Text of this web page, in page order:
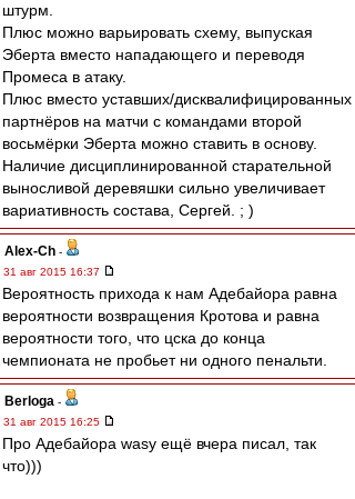
штурм.
Плюс можно варьировать схему, выпуская
Эберта вместо нападающего и переводя
Промеса в атаку.
Плюс вместо уставших/дисквалифицированных
партнёров на матчи с командами второй
восьмёрки Эберта можно ставить в основу.
Наличие дисциплинированной старательной
выносливой деревяшки сильно увеличивает
вариативность состава, Сергей. ; )
Alex-Ch -
31 авг 2015 16:37
Вероятность прихода к нам Адебайора равна
вероятности возвращения Кротова и равна
вероятности того, что цска до конца
чемпионата не пробьет ни одного пенальти.
Berloga -
31 авг 2015 16:25
Про Адебайора wasy ещё вчера писал, так
что)))